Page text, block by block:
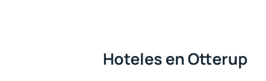
Hoteles en Otterup